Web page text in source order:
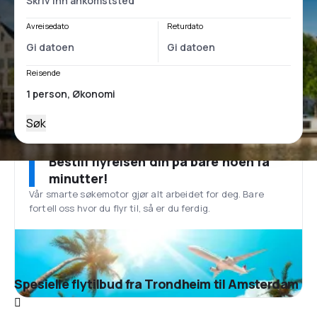
Avreisedato Returdato
Reisende
Søk
Bestill flyreisen din på bare noen få
minutter!
Vår smarte søkemotor gjør alt arbeidet for deg. Bare
fortell oss hvor du flyr til, så er du ferdig.
Spesielle flytilbud fra Trondheim til Amsterdam